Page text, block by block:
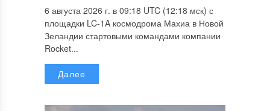
6 августа 2026 г. в 09:18 UTC (12:18 мск) с
площадки LC-1A космодрома Махиа в Новой
Зеландии стартовыми командами компании
Rocket...
Далее